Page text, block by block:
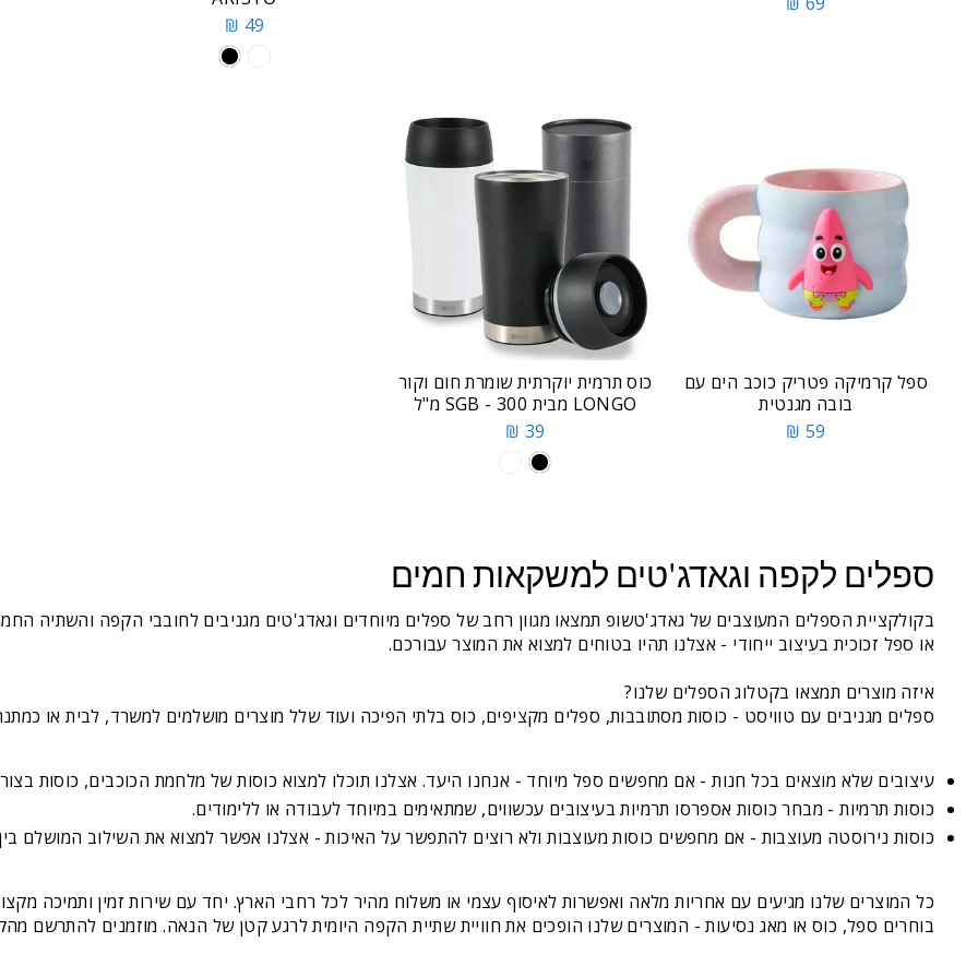
49 ₪
ספל קרמיקה פטריק כוכב הים עם
בובה מגנטית
59 ₪
כוס תרמית יוקרתית שומרת חום וקור
LONGO מבית SGB - 300 מ"ל
39 ₪
ספלים לקפה וגאדג'טים למשקאות חמים
בקולקציית הספלים המעוצבים של גאדג'טשופ תמצאו מגוון רחב של ספלים מיוחדים וגאדג'טים מגניבים לחובבי הקפה והשתיה
או ספל זכוכית בעיצוב ייחודי - אצלנו תהיו בטוחים למצוא את המוצר עבורכם.
איזה מוצרים תמצאו בקטלוג הספלים שלנו?
ספלים מגניבים עם טוויסט - כוסות מסתובבות, ספלים מקציפים, כוס בלתי הפיכה ועוד שלל מוצרים מושלמים למשרד, לבית או
עיצובים שלא מוצאים בכל חנות - אם מחפשים ספל מיוחד - אנחנו היעד. אצלנו תוכלו למצוא כוסות של מלחמת הכוכבים, כוסות
כוסות תרמיות - מבחר כוסות אספרסו תרמיות בעיצובים עכשווים, שמתאימים במיוחד לעבודה או ללימודים.
כוסות נירוסטה מעוצבות - אם מחפשים כוסות מעוצבות ולא רוצים להתפשר על האיכות - אצלנו אפשר למצוא את השילוב המושלם בין
כל המוצרים שלנו מגיעים עם אחריות מלאה ואפשרות לאיסוף עצמי או משלוח מהיר לכל רחבי הארץ. יחד עם שירות זמין ותמיכה
בוחרים ספל, כוס או מאג נסיעות - המוצרים שלנו הופכים את חוויית שתיית הקפה היומית לרגע קטן של הנאה. מוזמנים להתרשם